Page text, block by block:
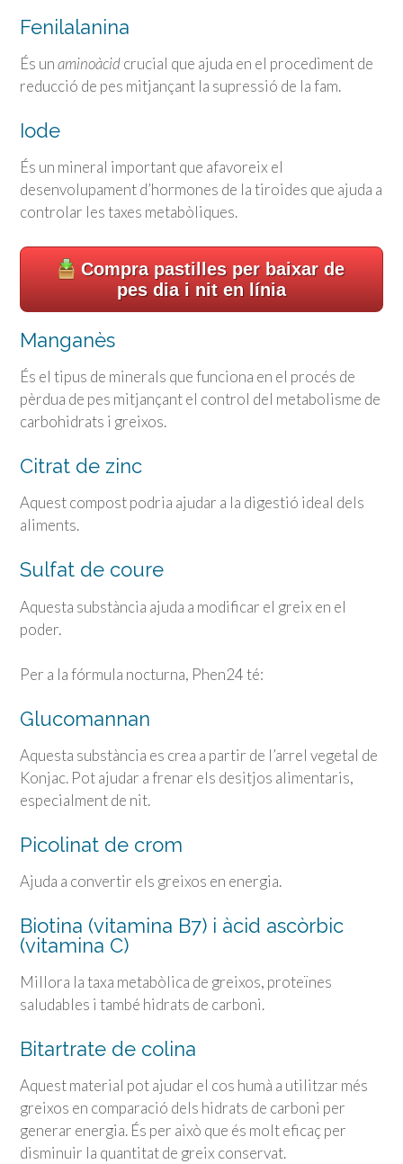
Fenilalanina
És unaminoàcidcrucial que ajuda en el procediment de
reducció de pes mitjançant la supressió de la fam.
Iode
És un mineral important que afavoreix el
desenvolupament d’hormones de la tiroides que ajuda a
controlar les taxes metabòliques.
Compra pastilles per baixar de
pes dia i nit en línia
Manganès
És el tipus de minerals que funciona en el procés de
pèrdua de pes mitjançant el control del metabolisme de
carbohidrats i greixos.
Citrat de zinc
Aquest compost podria ajudar a la digestió ideal dels
aliments.
Sulfat de coure
Aquesta substància ajuda a modificar el greix en el
poder.
Per a la fórmula nocturna, Phen24 té:
Glucomannan
Aquesta substància es crea a partir de l’arrel vegetal de
Konjac. Pot ajudar a frenar els desitjos alimentaris,
especialment de nit.
Picolinat de crom
Ajuda a convertir els greixos en energia.
Biotina (vitamina B7) i àcid ascòrbic
(vitamina C)
Millora la taxa metabòlica de greixos, proteïnes
saludables i també hidrats de carboni.
Bitartrate de colina
Aquest material pot ajudar el cos humà a utilitzar més
greixos en comparació dels hidrats de carboni per
generar energia. És per això que és molt eficaç per
disminuir la quantitat de greix conservat.